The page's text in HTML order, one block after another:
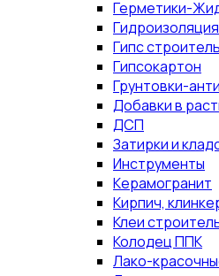
Герметики-
Гидроизоляция
Гипс
Гипсокартон
Грунтовки-
Добавки в
ДСП
Затирки и
Инструменты
Керамогранит
Кирпич,
Клеи
Колодец ППК
Лако-